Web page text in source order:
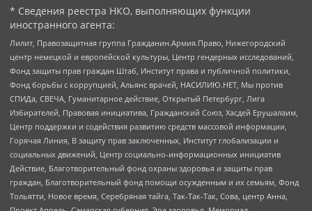
* Сведения реестра НКО, выполняющих функции
иностранного агента:
Лилит, Правозащитная группа Гражданин.Армия.Право, Нижегородский
центр немецкой и европейской культуры, Центр гендерных исследований,
Фонд защиты прав граждан Штаб, Институт права и публичной политики,
Фонд борьбы с коррупцией, Альянс врачей, НАСИЛИЮ.НЕТ, Мы против
СПИДа, СВЕЧА, Гуманитарное действие, Открытый Петербург, Лига
Избирателей, Правовая инициатива, Гражданский Союз, Хасдей Ерушалаим,
Центр поддержки и содействия развитию средств массовой информации,
Горячая Линия, В защиту прав заключенных, Институт глобализации и
социальных движений, Центр социально-информационных инициатив
Действие, Благотворительный фонд охраны здоровья и защиты прав
граждан, Благотворительный фонд помощи осужденным и их семьям, Фонд
Тольятти, Новое время, Серебряная тайга, Так-Так-Так, Сова, центр Анна,